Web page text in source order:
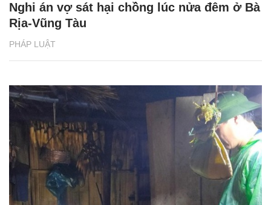
PHÁP LUẬT
Nghi án vợ sát hại chồng lúc nửa đêm ở Bà
Rịa-Vũng Tàu